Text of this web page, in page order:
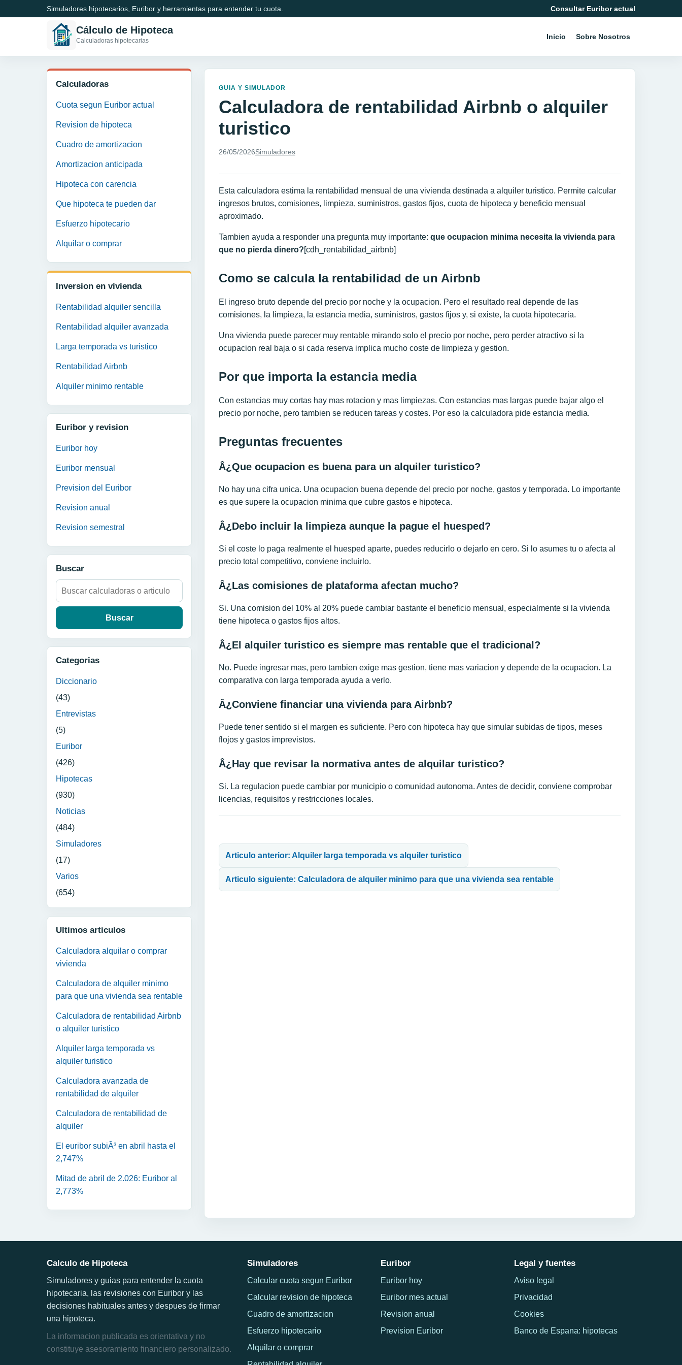
Simuladores hipotecarios, Euribor y herramientas para entender tu cuota. Consultar Euribor actual
Cálculo de Hipoteca
Calculadoras hipotecarias Inicio Sobre Nosotros
Calculadoras
Cuota segun Euribor actual
Revision de hipoteca
Cuadro de amortizacion
Amortizacion anticipada
Hipoteca con carencia
Que hipoteca te pueden dar
Esfuerzo hipotecario
Alquilar o comprar
Inversion en vivienda
Rentabilidad alquiler sencilla
Rentabilidad alquiler avanzada
Larga temporada vs turistico
Rentabilidad Airbnb
Alquiler minimo rentable
Euribor y revision
Euribor hoy
Euribor mensual
Prevision del Euribor
Revision anual
Revision semestral
Buscar
Buscar:
Categorias
Diccionario
(43)
Entrevistas
(5)
Euribor
(426)
Hipotecas
(930)
Noticias
(484)
Simuladores
(17)
Varios
(654)
Ultimos articulos
Calculadora alquilar o comprar
vivienda
Calculadora de alquiler minimo
para que una vivienda sea rentable
Calculadora de rentabilidad Airbnb
o alquiler turistico
Alquiler larga temporada vs
alquiler turistico
Calculadora avanzada de
rentabilidad de alquiler
Calculadora de rentabilidad de
alquiler
El euribor subiÃ³ en abril hasta el
2,747%
Mitad de abril de 2.026: Euribor al
2,773%
GUIA Y SIMULADOR
Calculadora de rentabilidad Airbnb o alquiler
turistico
26/05/2026Simuladores
Esta calculadora estima la rentabilidad mensual de una vivienda destinada a alquiler turistico. Permite calcular
ingresos brutos, comisiones, limpieza, suministros, gastos fijos, cuota de hipoteca y beneficio mensual
aproximado.
Tambien ayuda a responder una pregunta muy importante: que ocupacion minima necesita la vivienda para
que no pierda dinero?[cdh_rentabilidad_airbnb]
Como se calcula la rentabilidad de un Airbnb
El ingreso bruto depende del precio por noche y la ocupacion. Pero el resultado real depende de las
comisiones, la limpieza, la estancia media, suministros, gastos fijos y, si existe, la cuota hipotecaria.
Una vivienda puede parecer muy rentable mirando solo el precio por noche, pero perder atractivo si la
ocupacion real baja o si cada reserva implica mucho coste de limpieza y gestion.
Por que importa la estancia media
Con estancias muy cortas hay mas rotacion y mas limpiezas. Con estancias mas largas puede bajar algo el
precio por noche, pero tambien se reducen tareas y costes. Por eso la calculadora pide estancia media.
Preguntas frecuentes
Â¿Que ocupacion es buena para un alquiler turistico?
No hay una cifra unica. Una ocupacion buena depende del precio por noche, gastos y temporada. Lo importante
es que supere la ocupacion minima que cubre gastos e hipoteca.
Â¿Debo incluir la limpieza aunque la pague el huesped?
Si el coste lo paga realmente el huesped aparte, puedes reducirlo o dejarlo en cero. Si lo asumes tu o afecta al
precio total competitivo, conviene incluirlo.
Â¿Las comisiones de plataforma afectan mucho?
Si. Una comision del 10% al 20% puede cambiar bastante el beneficio mensual, especialmente si la vivienda
tiene hipoteca o gastos fijos altos.
Â¿El alquiler turistico es siempre mas rentable que el tradicional?
No. Puede ingresar mas, pero tambien exige mas gestion, tiene mas variacion y depende de la ocupacion. La
comparativa con larga temporada ayuda a verlo.
Â¿Conviene financiar una vivienda para Airbnb?
Puede tener sentido si el margen es suficiente. Pero con hipoteca hay que simular subidas de tipos, meses
flojos y gastos imprevistos.
Â¿Hay que revisar la normativa antes de alquilar turistico?
Si. La regulacion puede cambiar por municipio o comunidad autonoma. Antes de decidir, conviene comprobar
licencias, requisitos y restricciones locales.
Articulo anterior: Alquiler larga temporada vs alquiler turistico
Articulo siguiente: Calculadora de alquiler minimo para que una vivienda sea rentable
Calculo de Hipoteca
Simuladores y guias para entender la cuota
hipotecaria, las revisiones con Euribor y las
decisiones habituales antes y despues de firmar
una hipoteca.
La informacion publicada es orientativa y no
constituye asesoramiento financiero personalizado.
Simuladores
Calcular cuota segun Euribor
Calcular revision de hipoteca
Cuadro de amortizacion
Esfuerzo hipotecario
Alquilar o comprar
Euribor
Euribor hoy
Euribor mes actual
Revision anual
Prevision Euribor
Legal y fuentes
Aviso legal
Privacidad
Cookies
Banco de Espana: hipotecas